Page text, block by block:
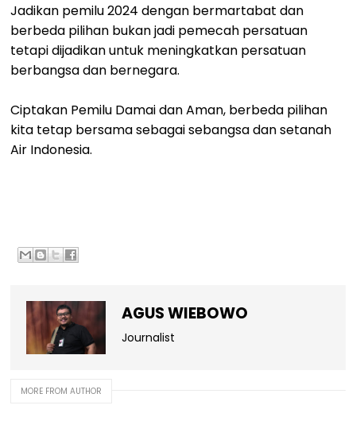
Jadikan pemilu 2024 dengan bermartabat dan
berbeda pilihan bukan jadi pemecah persatuan
tetapi dijadikan untuk meningkatkan persatuan
berbangsa dan bernegara.
Ciptakan Pemilu Damai dan Aman, berbeda pilihan
kita tetap bersama sebagai sebangsa dan setanah
Air Indonesia.
AGUS WIEBOWO
Journalist
MORE FROM AUTHOR